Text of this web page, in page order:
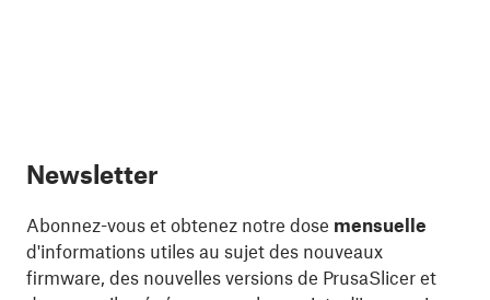
Newsletter
Abonnez-vous et obtenez notre dose mensuelle
d'informations utiles au sujet des nouveaux
firmware, des nouvelles versions de PrusaSlicer et